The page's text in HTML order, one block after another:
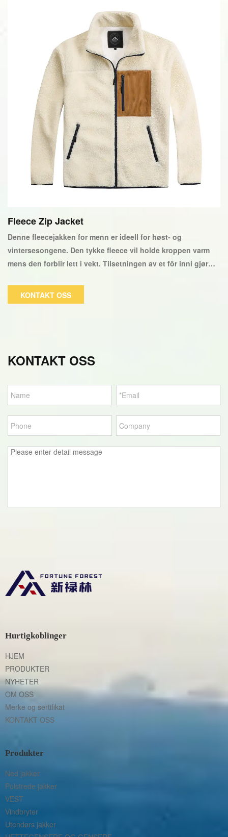
Fleece Zip Jacket
Denne fleecejakken for menn er ideell for høst- og
vintersesongene. Den tykke fleece vil holde kroppen varm
mens den forblir lett i vekt. Tilsetningen av et fôr inni gjør
vevd stoff gir et fasjonabelt preg.
KONTAKT OSS
KONTAKT OSS
Hurtigkoblinger
HJEM
PRODUKTER
NYHETER
OM OSS
Merke og sertifikat
KONTAKT OSS
Produkter
Ned jakker
Polstrede jakker
VEST
Vindbryter
Utendørs jakker